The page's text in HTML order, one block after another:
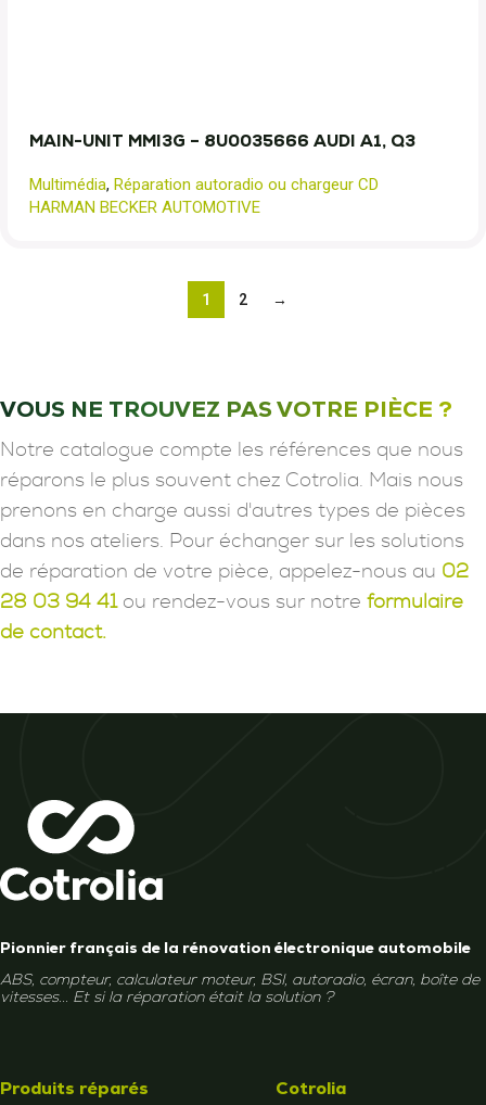
MAIN-UNIT MMI3G – 8U0035666 AUDI A1, Q3
Multimédia, Réparation autoradio ou chargeur CD
HARMAN BECKER AUTOMOTIVE
1 2 →
VOUS NE TROUVEZ PAS VOTRE PIÈCE ?
Notre catalogue compte les références que nous
réparons le plus souvent chez Cotrolia. Mais nous
prenons en charge aussi d'autres types de pièces
dans nos ateliers. Pour échanger sur les solutions
de réparation de votre pièce, appelez-nous au 02
28 03 94 41ou rendez-vous sur notre formulaire
de contact.
Pionnier français de la rénovation électronique automobile
ABS, compteur, calculateur moteur, BSI, autoradio, écran, boîte de
vitesses... Et si la réparation était la solution ?
Produits réparés Cotrolia